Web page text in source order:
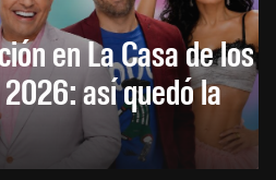
en La Casa de los
así quedó la